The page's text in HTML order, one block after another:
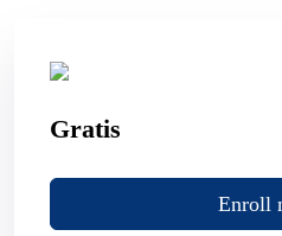
Docente: Pablo Leuquen
Pablo es  Terapeuta
Espacio Red desde 2023 y viene
nuestro espacio de formación
Gratis
Enroll